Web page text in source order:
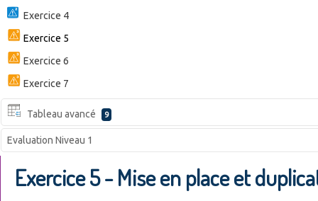
Exercice 4
Exercice 5
Exercice 6
Exercice 7
Tableau avancé 9
Evaluation Niveau 1
Exercice 5 - Mise en place et